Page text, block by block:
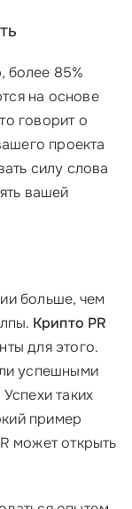
более 85%
на основе
говорит о
проекта
силу слова
вашей
больше, чем
Крипто PR
для этого.
успешными
таких
пример
может открыть